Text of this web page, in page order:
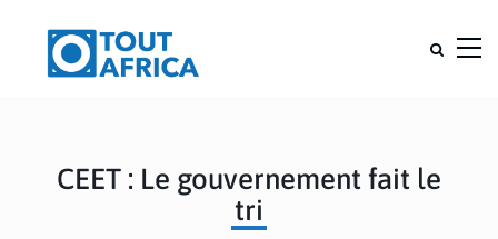
CEET : Le gouvernement fait le
tri